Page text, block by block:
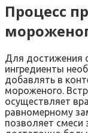
Процесс
Для достижения
ингредиенты
добавлять в
мороженого.
осуществляет
равномерному
позволяет смеси